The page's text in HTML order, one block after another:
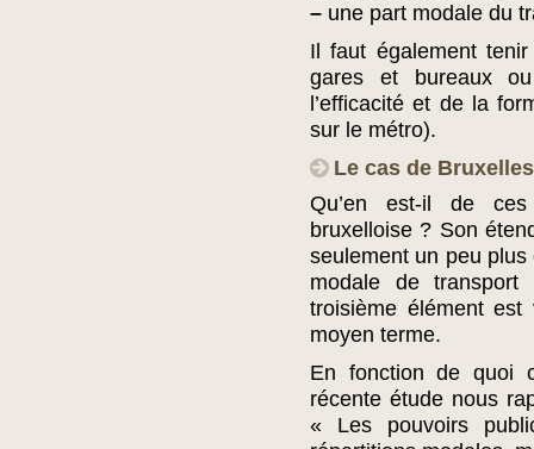
– une part modale du
Il faut également
gares et bureaux
l’efficacité et de la
sur le métro).
Le cas de
Qu’en est-il de ces
bruxelloise ? Son
seulement un peu
modale de
troisième élément
moyen terme.
En fonction de quoi
récente étude nous
« Les pouvoirs